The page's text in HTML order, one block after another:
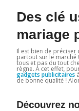
Des clé
mariage
Il est bien de préciser
partout sur le marché
tous et pas du tout
règne. A cet effet,
gadgets publicitaires
de bonne qualité !
Découvrez